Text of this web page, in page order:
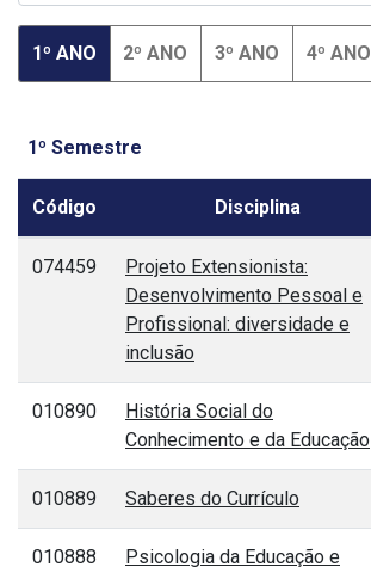
1º ANO 2º ANO 3º ANO 4º ANO
1º Semestre
Código Disciplina
074459
Projeto Extensionista:
Desenvolvimento Pessoal e
Profissional: diversidade e
inclusão
010890
História Social do
Conhecimento e da Educação
010889 Saberes do Currículo
010888
Psicologia da Educação e